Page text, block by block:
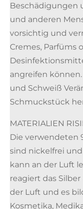
Beschädigungen
und anderen
vorsichtig und
Cremes, Parfüms
angreifen
und Schweiß
Schmuckstück
MATERIALIEN
Die verwendeten
sind nickelfrei
kann an der Luft
reagiert das
der Luft und es
Kosmetika,